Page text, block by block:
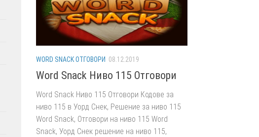
WORD SNACK ОТГОВОРИ 08.12.2019
Word Snack Ниво 115 Отговори
Word Snack Ниво 115 Отговори Кодове за
ниво 115 в Уорд Снек, Решение за ниво 115
Word Snack, Отговори на ниво 115 Word
Snack, Уорд Снек решение на ниво 115,